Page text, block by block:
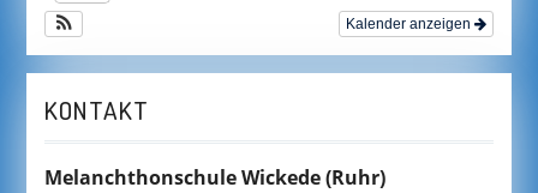
Kalender anzeigen
KONTAKT
Melanchthonschule Wickede(Ruhr)